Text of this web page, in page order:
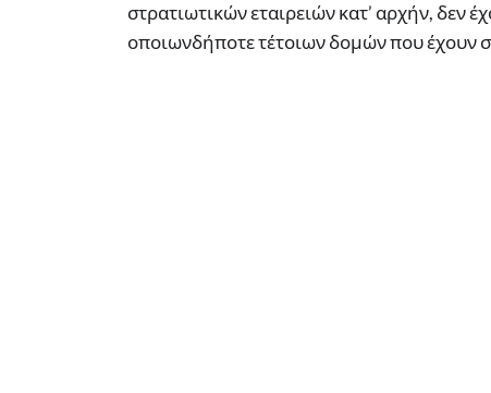
στρατιωτικών εταιρειών κατ’ αρχήν, δεν
οποιωνδήποτε τέτοιων δομών που έχουν